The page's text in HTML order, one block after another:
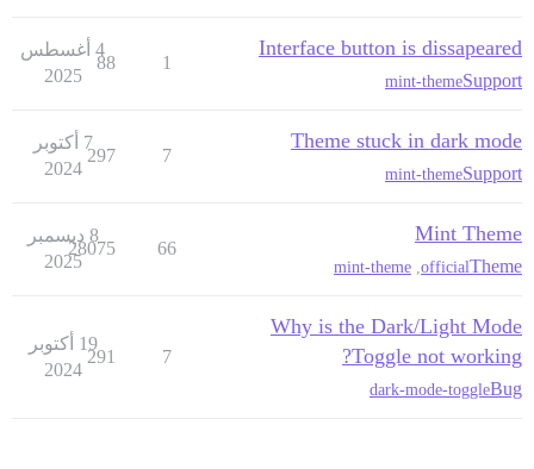
Interface button is dissapeared
Support
mint-theme
1
88
4 أغسطس
2025
Theme stuck in dark mode
Support
mint-theme
7
297
7 أكتوبر
2024
Mint Theme
Theme
official
mint-theme
66
28075
8 ديسمبر
2025
Why is the Dark/Light Mode
Toggle not working?
Bug
dark-mode-toggle
7
291
19 أكتوبر
2024